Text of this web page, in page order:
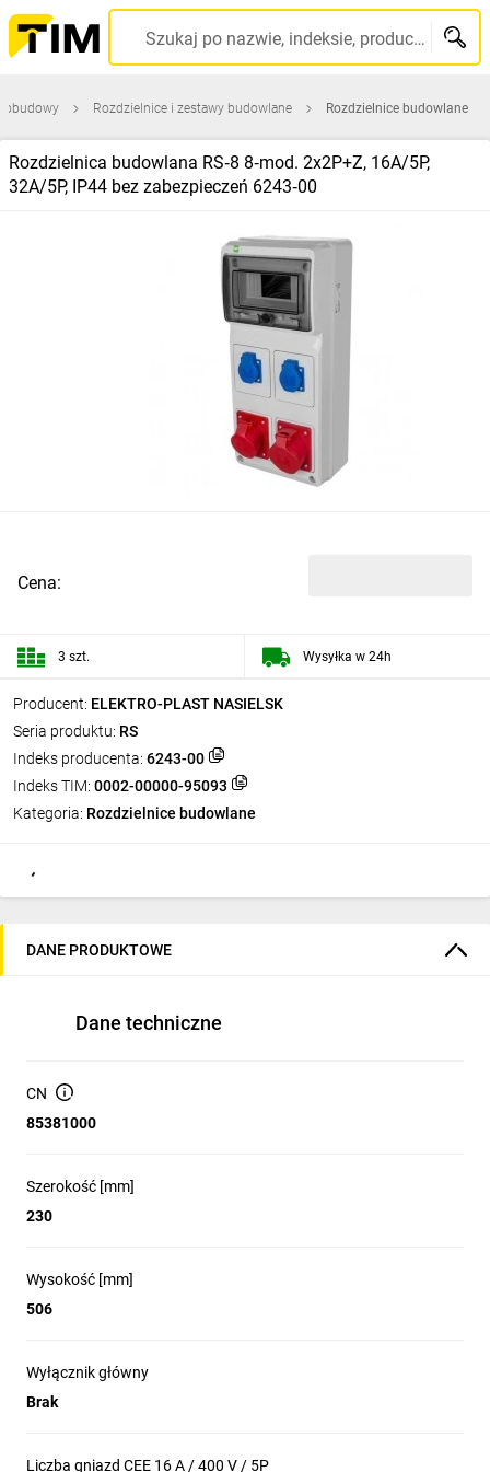
Szukaj po nazwie, indeksie, producencie, kodzie kreskowym...
obudowy Rozdzielnice i zestawy budowlane Rozdzielnice budowlane
Rozdzielnica budowlana RS‑8 8‑mod. 2x2P+Z, 16A/5P,
32A/5P, IP44 bez zabezpieczeń 6243‑00
Producent: ELEKTRO-PLAST NASIELSK
Seria produktu: RS
Indeks producenta: 6243-00
Indeks TIM: 0002-00000-95093
Kategoria: Rozdzielnice budowlane
Cena:
3 szt. Wysyłka w 24h
DANE PRODUKTOWE
Dane techniczne
CN
85381000
Szerokość [mm]
230
Wysokość [mm]
506
Wyłącznik główny
Brak
Liczba gniazd CEE 16 A / 400 V / 5P